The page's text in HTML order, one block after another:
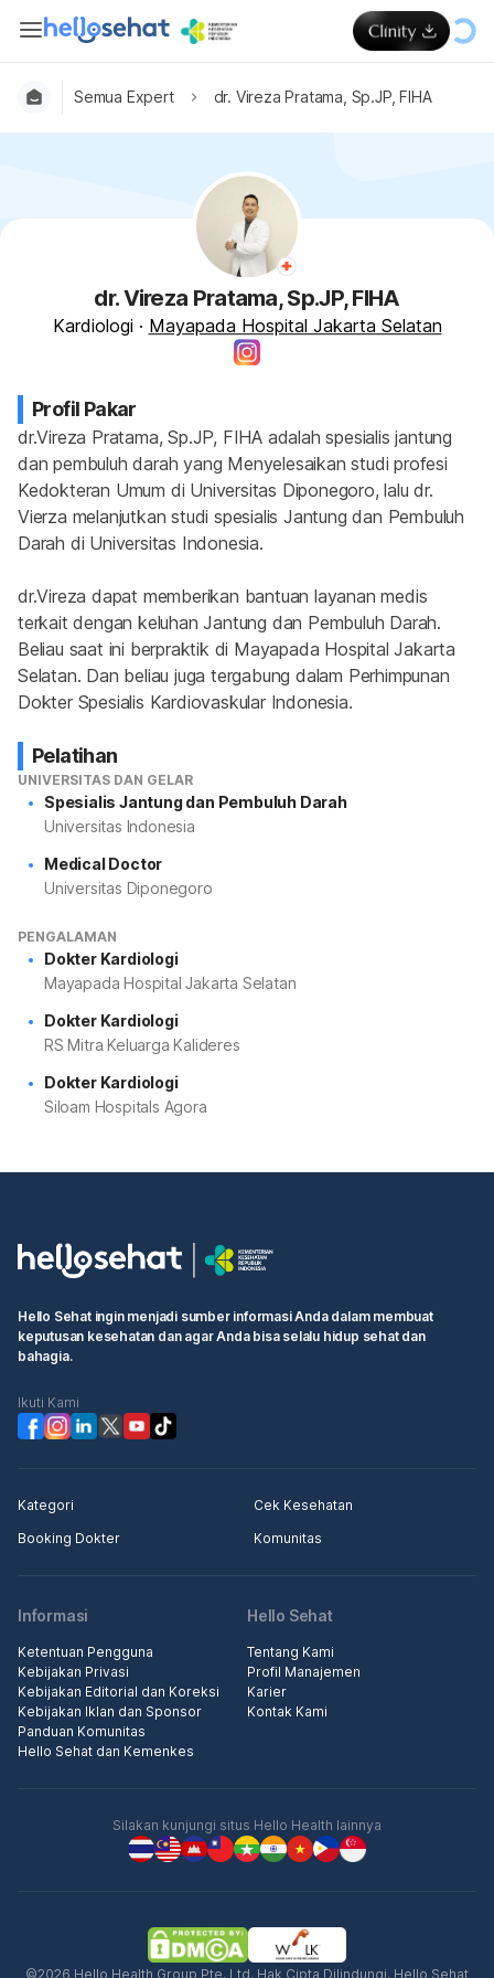
Semua Expert dr. Vireza Pratama, Sp.JP, FIHA
dr. Vireza Pratama, Sp.JP, FIHA
Kardiologi · Mayapada Hospital Jakarta Selatan
Profil Pakar
dr.Vireza Pratama, Sp.JP, FIHA adalah spesialis jantung
dan pembuluh darah yang Menyelesaikan studi profesi
Kedokteran Umum di Universitas Diponegoro, lalu dr.
Vierza melanjutkan studi spesialis Jantung dan Pembuluh
Darah di Universitas Indonesia.
dr.Vireza dapat memberikan bantuan layanan medis
terkait dengan keluhan Jantung dan Pembuluh Darah.
Beliau saat ini berpraktik di Mayapada Hospital Jakarta
Selatan. Dan beliau juga tergabung dalam Perhimpunan
Dokter Spesialis Kardiovaskular Indonesia.
Pelatihan
UNIVERSITAS DAN GELAR
Spesialis Jantung dan Pembuluh Darah
Universitas Indonesia
Medical Doctor
Universitas Diponegoro
PENGALAMAN
Dokter Kardiologi
Mayapada Hospital Jakarta Selatan
Dokter Kardiologi
RS Mitra Keluarga Kalideres
Dokter Kardiologi
Siloam Hospitals Agora
Hello Sehat ingin menjadi sumber informasi Anda dalam membuat
keputusan kesehatan dan agar Anda bisa selalu hidup sehat dan
bahagia.
Ikuti Kami
Kategori
Cek Kesehatan
Booking Dokter
Komunitas
Informasi
Ketentuan Pengguna
Kebijakan Privasi
Kebijakan Editorial dan Koreksi
Kebijakan Iklan dan Sponsor
Panduan Komunitas
Hello Sehat dan Kemenkes
Hello Sehat
Tentang Kami
Profil Manajemen
Karier
Kontak Kami
Silakan kunjungi situs Hello Health lainnya
©2026 Hello Health Group Pte. Ltd. Hak Cipta Dilindungi. Hello Sehat